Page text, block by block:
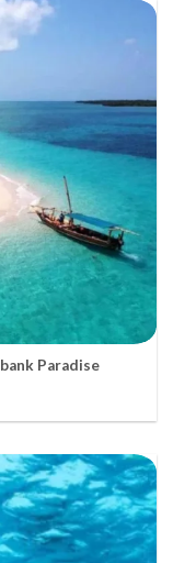
Paradise